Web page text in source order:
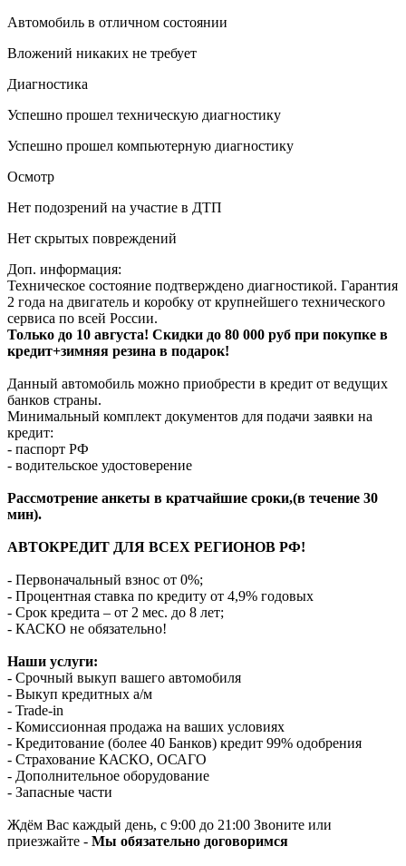
Автомобиль в отличном состоянии
Вложений никаких не требует
Диагностика
Успешно прошел техническую диагностику
Успешно прошел компьютерную диагностику
Осмотр
Нет подозрений на участие в ДТП
Нет скрытых повреждений
Доп. информация:
Техническое состояние подтверждено диагностикой. Гарантия
2 года на двигатель и коробку от крупнейшего технического
сервиса по всей России.
Только до 10 августа! Скидки до 80 000 руб при покупке в
кредит+зимняя резина в подарок!
Данный автомобиль можно приобрести в кредит от ведущих
банков страны.
Минимальный комплект документов для подачи заявки на
кредит:
- паспорт РФ
- водительское удостоверение
Рассмотрение анкеты в кратчайшие сроки,(в течение 30
мин).
АВТОКРЕДИТ ДЛЯ ВСЕХ РЕГИОНОВ РФ!
- Первоначальный взнос от 0%;
- Процентная ставка по кредиту от 4,9% годовых
- Срок кредита – от 2 мес. до 8 лет;
- КАСКО не обязательно!
Наши услуги:
- Срочный выкуп вашего автомобиля
- Выкуп кредитных а/м
- Trade-in
- Комиссионная продажа на ваших условиях
- Кредитование (более 40 Банков) кредит 99% одобрения
- Страхование КАСКО, ОСАГО
- Дополнительное оборудование
- Запасные части
Ждём Вас каждый день, с 9:00 до 21:00 Звоните или
приезжайте - Мы обязательно договоримся